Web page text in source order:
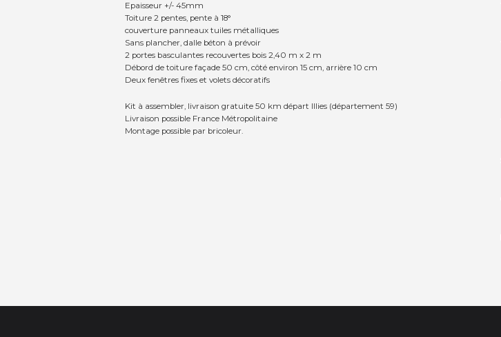
Epaisseur +/- 45mm
Toiture 2 pentes, pente à 18°
couverture panneaux tuiles métalliques
Sans plancher, dalle béton à prévoir
2 portes basculantes recouvertes bois 2,40 m x 2 m
Débord de toiture façade 50 cm, côté environ 15 cm, arrière 10 cm
Deux fenêtres fixes et volets décoratifs
Kit à assembler, livraison gratuite 50 km départ Illies (département 59)
Livraison possible France Métropolitaine
Montage possible par bricoleur.